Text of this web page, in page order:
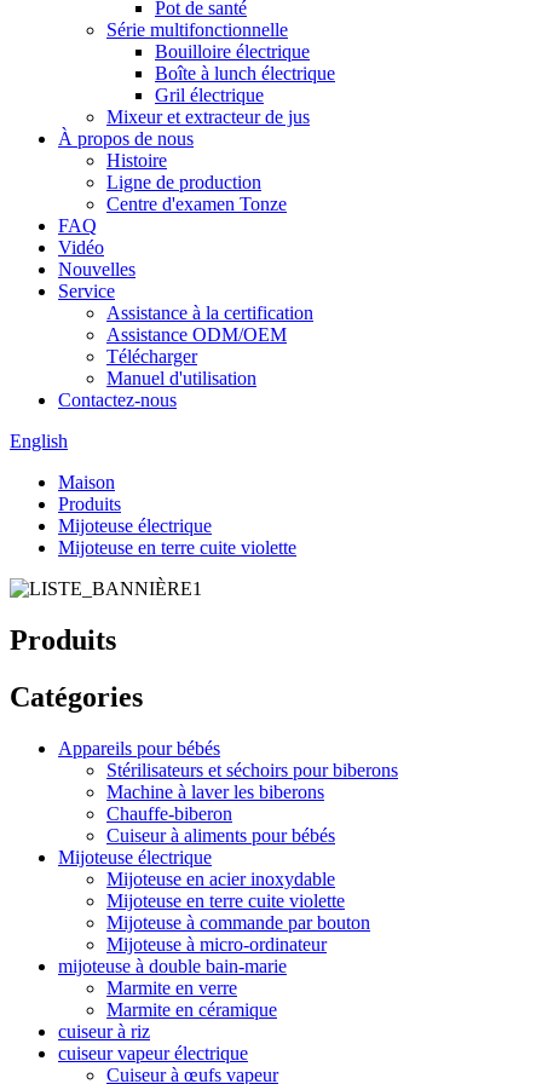
Pot de santé
Série multifonctionnelle
Bouilloire électrique
Boîte à lunch électrique
Gril électrique
Mixeur et extracteur de jus
À propos de nous
Histoire
Ligne de production
Centre d'examen Tonze
FAQ
Vidéo
Nouvelles
Service
Assistance à la certification
Assistance ODM/OEM
Télécharger
Manuel d'utilisation
Contactez-nous
English
Maison
Produits
Mijoteuse électrique
Mijoteuse en terre cuite violette
Produits
Catégories
Appareils pour bébés
Stérilisateurs et séchoirs pour biberons
Machine à laver les biberons
Chauffe-biberon
Cuiseur à aliments pour bébés
Mijoteuse électrique
Mijoteuse en acier inoxydable
Mijoteuse en terre cuite violette
Mijoteuse à commande par bouton
Mijoteuse à micro-ordinateur
mijoteuse à double bain-marie
Marmite en verre
Marmite en céramique
cuiseur à riz
cuiseur vapeur électrique
Cuiseur à œufs vapeur